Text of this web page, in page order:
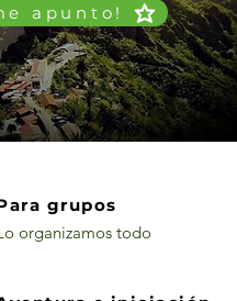
apunto!
grupos
organizamos todo